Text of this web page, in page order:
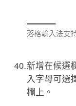
落格輸入法支
新增在候選
入字母可選
欄上。